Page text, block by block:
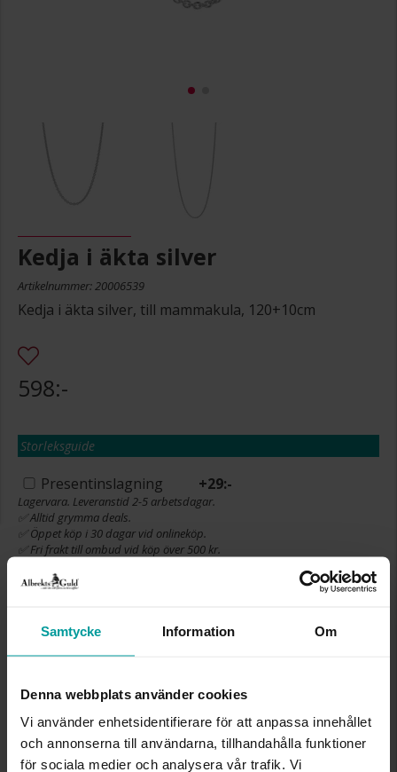
Samtycke Information Om
Denna webbplats använder cookies
Vi använder enhetsidentifierare för att anpassa innehållet
och annonserna till användarna, tillhandahålla funktioner
för sociala medier och analysera vår trafik. Vi
Kedja i äkta silver
Artikelnummer: 20006539
Kedja i äkta silver, till mammakula, 120+10cm
598:-
Storleksguide
Presentinslagning +29:-
Lagervara. Leveranstid 2-5 arbetsdagar.
✅ Alltid grymma deals.
✅ Öppet köp i 30 dagar vid onlineköp.
✅ Fri frakt till ombud vid köp över 500 kr.
BREDD CA (MM)
1,0
LÄNGD CA (CM)
120,0+10,0
VARUMÄRKE
Albrekts Guld